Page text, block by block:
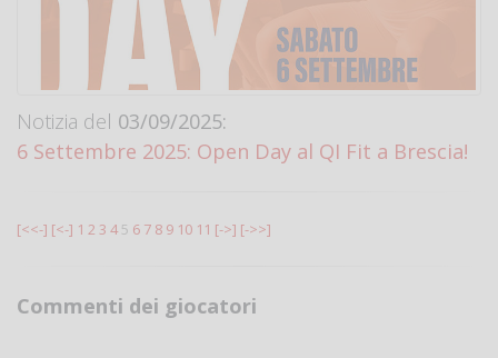
Notizia del 03/09/2025:
6 Settembre 2025: Open Day al QI Fit a Brescia!
[<<-] [<-] 1 2 3 4 5 6 7 8 9 10 11 [->] [->>]
Commenti dei giocatori